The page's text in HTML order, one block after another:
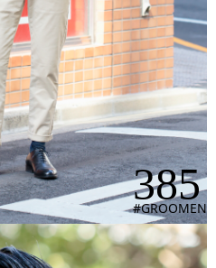
385
#GROOMEN